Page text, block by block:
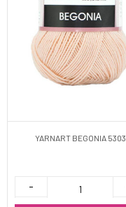
YARNART BEGONIA 5303